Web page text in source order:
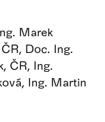
Marek
Doc. Ing.
ČR, Ing.
Ing. Martin